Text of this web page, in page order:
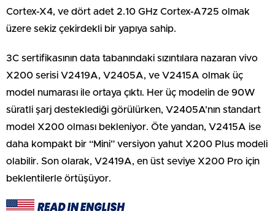
Cortex-X4, ve dört adet 2.10 GHz Cortex-A725 olmak
üzere sekiz çekirdekli bir yapıya sahip.
3C sertifikasının data tabanındaki sızıntılara nazaran vivo
X200 serisi V2419A, V2405A, ve V2415A olmak üç
model numarası ile ortaya çıktı. Her üç modelin de 90W
süratli şarj desteklediği görülürken, V2405A’nın standart
model X200 olması bekleniyor. Öte yandan, V2415A ise
daha kompakt bir “Mini” versiyon yahut X200 Plus modeli
olabilir. Son olarak, V2419A, en üst seviye X200 Pro için
beklentilerle örtüşüyor.